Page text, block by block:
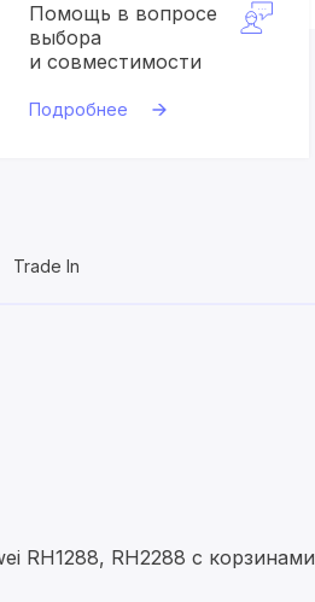
Помощь в вопросе
выбора
и совместимости
Подробнее
Trade In
RH1288, RH2288 c корзинами